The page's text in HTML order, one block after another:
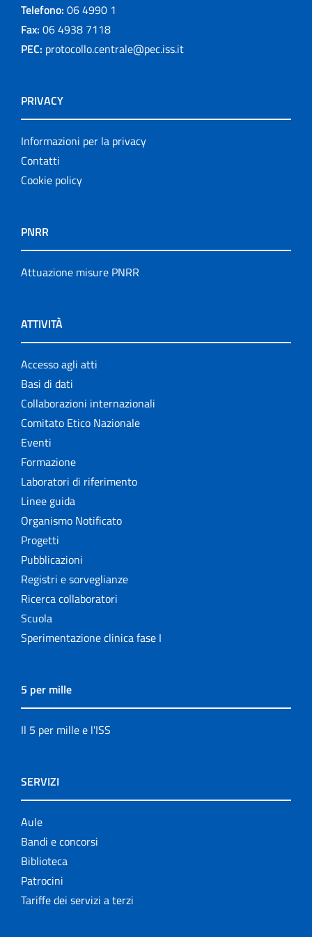
Telefono: 06 4990 1
Fax: 06 4938 7118
PEC: protocollo.centrale@pec.iss.it
PRIVACY
Informazioni per la privacy
Contatti
Cookie policy
PNRR
Attuazione misure PNRR
ATTIVITÀ
Accesso agli atti
Basi di dati
Collaborazioni internazionali
Comitato Etico Nazionale
Eventi
Formazione
Laboratori di riferimento
Linee guida
Organismo Notificato
Progetti
Pubblicazioni
Registri e sorveglianze
Ricerca collaboratori
Scuola
Sperimentazione clinica fase I
5 per mille
Il 5 per mille e l'ISS
SERVIZI
Aule
Bandi e concorsi
Biblioteca
Patrocini
Tariffe dei servizi a terzi